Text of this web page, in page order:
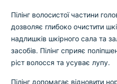
Пілінг волосистої частини
дозволяє глибоко очистити
надлишків шкірного сала та
засобів. Пілінг сприяє
ріст волосся та усуває лупу.
Пілінг допомагає відновити